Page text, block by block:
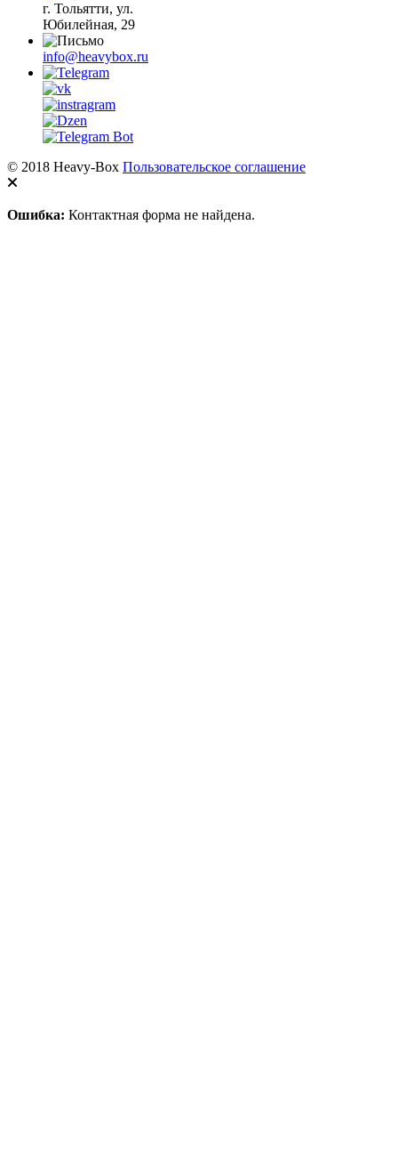
г. Тольятти, ул.
Юбилейная, 29
info@heavybox.ru
© 2018 Heavy-Box Пользовательское соглашение
Ошибка: Контактная форма не найдена.